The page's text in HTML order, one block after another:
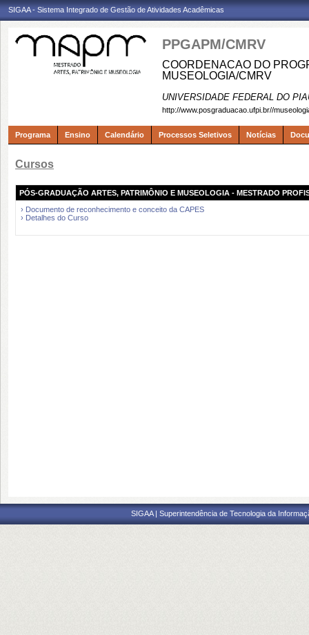
SIGAA - Sistema Integrado de Gestão de Atividades Acadêmicas
PPGAPM/CMRV
COORDENACAO DO
MUSEOLOGIA/CMRV
UNIVERSIDADE FEDERAL DO
http://www.posgraduacao.ufpi.br//
Programa Ensino Calendário Processos Seletivos Notícias
Cursos
PÓS-GRADUAÇÃO ARTES, PATRIMÔNIO E MUSEOLOGIA - MESTRADO
› Documento de reconhecimento e conceito da CAPES
› Detalhes do Curso
SIGAA | Superintendência de Tecnologia da